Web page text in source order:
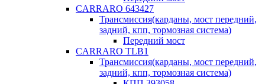
CARRARO 643427
Трансмиссия(карданы, мост передний,
задний, кпп, тормозная система)
Передний мост
CARRARO TLB1
Трансмиссия(карданы, мост передний,
задний, кпп, тормозная система)